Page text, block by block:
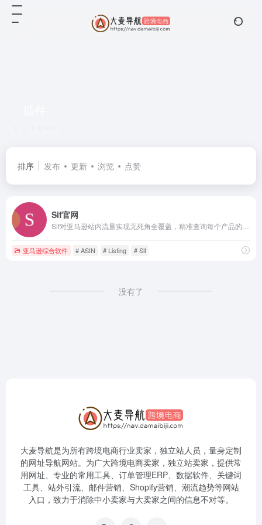
排序 发布 更新 浏览 点赞
Sif官网
亚马逊综合软件 # ASIN # Listing # Sif
没有了
大麦导航是为所有跨境电商行业卖家，独立站人员，量身定制
的网址导航网站。为广大跨境电商卖家，独立站卖家，提供常
用网址、专业的常用工具、订单管理ERP、数据软件、关键词
工具、站外引流、邮件营销、Shopify营销、潮流趋势等网站
入口，致力于消除中小卖家与大卖家之间的信息不对等。